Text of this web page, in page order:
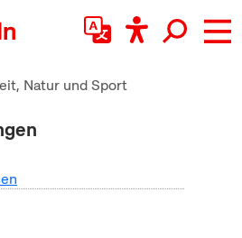
Natur und Sport